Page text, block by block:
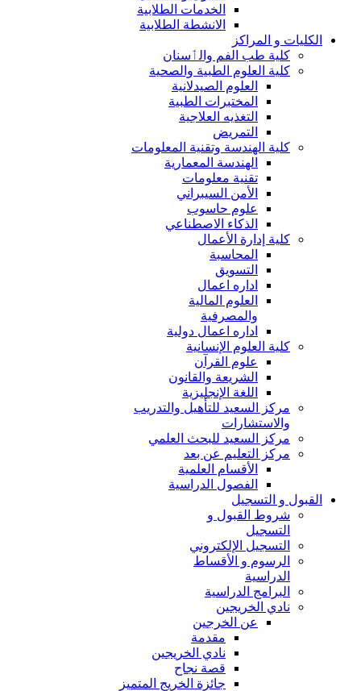
الخدمات الطلابية
الانشطة الطلابية
الكليات و المراكز
كلية طب الفم والٲسنان
كلية العلوم الطبية والصحية
العلوم الصيدلانية
المختبرات الطبية
التغذيه العلاجية
التمريض
كلية الهندسة وتقنية المعلومات
الهندسة المعمارية
تقنية معلومات
الأمن السيبراني
علوم حاسوب
الذكاء الاصطناعي
كلية إدارة الأعمال
المحاسبة
التسويق
اداره اعمال
العلوم المالية
والمصرفية
اداره اعمال دولية
كلية العلوم الإنسانية
علوم القرآن
الشريعة والقانون
اللغة الإنجليزية
مركز السعيد للتأهيل والتدريب
والاستشارات
مركز السعيد للبحث العلمي
مركز التعليم عن بعد
الأقسام العلمية
الفصول الدراسية
القبول و التسجيل
شروط القبول و
التسجيل
التسجيل الإلكتروني
الرسوم و الأقساط
الدراسية
البرامج الدراسية
نادي الخريجين
عن الخرجين
مقدمة
نادي الخريجين
قصة نجاح
جائزة الخريج المتميز